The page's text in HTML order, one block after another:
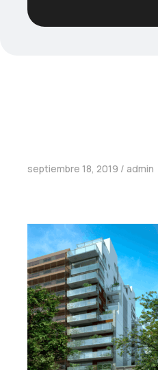
septiembre 18, 2019 admin